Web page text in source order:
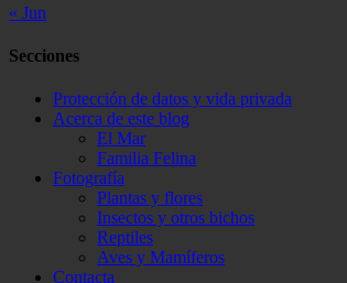
« Jun
Secciones
Protección de datos y vida privada
Acerca de este blog
El Mar
Familia Felina
Fotografía
Plantas y flores
Insectos y otros bichos
Reptiles
Aves y Mamíferos
Contacta